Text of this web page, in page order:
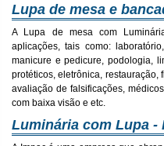
Lupa de mesa e
A Lupa de mesa com
aplicações, tais como:
manicure e pedicure, podologia,
protéticos, eletrônica,
avaliação de falsificações,
com baixa visão e etc.
Luminária com Lupa -